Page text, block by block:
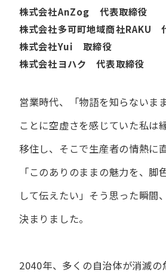
株式会社AnZog 代表取締役
株式会社多可町地域商社RAKU
株式会社Yui 取締役
株式会社ヨハク 代表取締役
営業時代、​「物語を​知らないま
ことに​空虚さを​感じていた​私は
移住し、​そこで​生産者の​情熱に​
「この​ありの​ままの​魅力を、​脚
して​伝えたい」 そう​思った​瞬間
決まりました。
2040年、多くの自治体が消滅の